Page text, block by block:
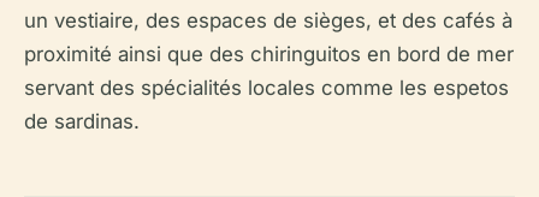
un vestiaire, des espaces de sièges, et des cafés à
proximité ainsi que des chiringuitos en bord de mer
servant des spécialités locales comme les espetos
de sardinas.